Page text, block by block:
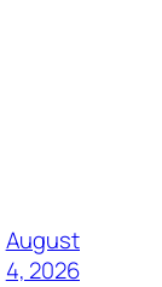
August
4, 2026